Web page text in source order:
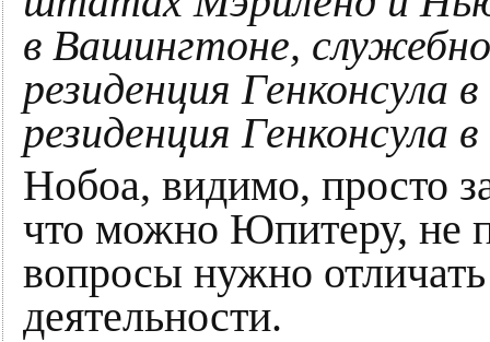
в Вашингтоне,
резиденция
резиденция Генконсула
Нобоа, видимо, просто
что можно Юпитеру, не
вопросы нужно
деятельности.